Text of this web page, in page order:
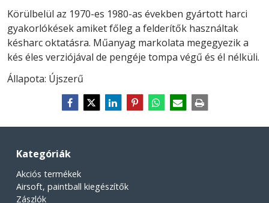
Körülbelül az 1970-es 1980-as években gyártott harci
gyakorlókések amiket főleg a felderítők használtak
késharc oktatásra. Műanyag markolata megegyezik a
kés éles verziójával de pengéje tompa végű és él nélküli.
Állapota: Újszerű
Kategóriák
Akciós termékek
Airsoft, paintball kiegészítők
Zászlók